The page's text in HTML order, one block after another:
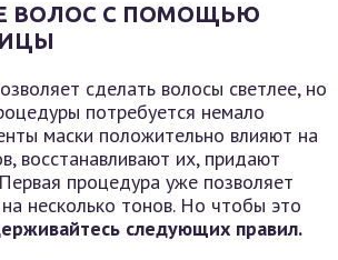
ВОЛОС С ПОМОЩЬЮ
сделать волосы светлее, но
потребуется немало
маски положительно влияют на
восстанавливают их, придают
процедура уже позволяет
несколько тонов. Но чтобы это
следующих правил.